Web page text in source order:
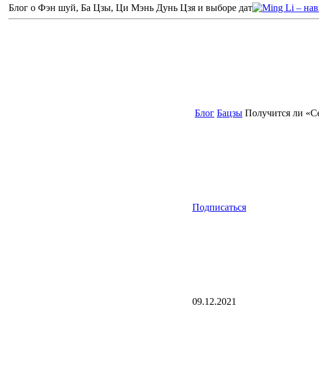
Блог о Фэн шуй, Ба Цзы, Ци Мэнь Дунь Цзя и выборе дат
Блог Бацзы Получится ли
Подписаться
09.12.2021